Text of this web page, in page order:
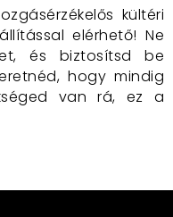
kültéri
elérhető! Ne
és biztosítsd be
hogy mindig
van rá, ez a